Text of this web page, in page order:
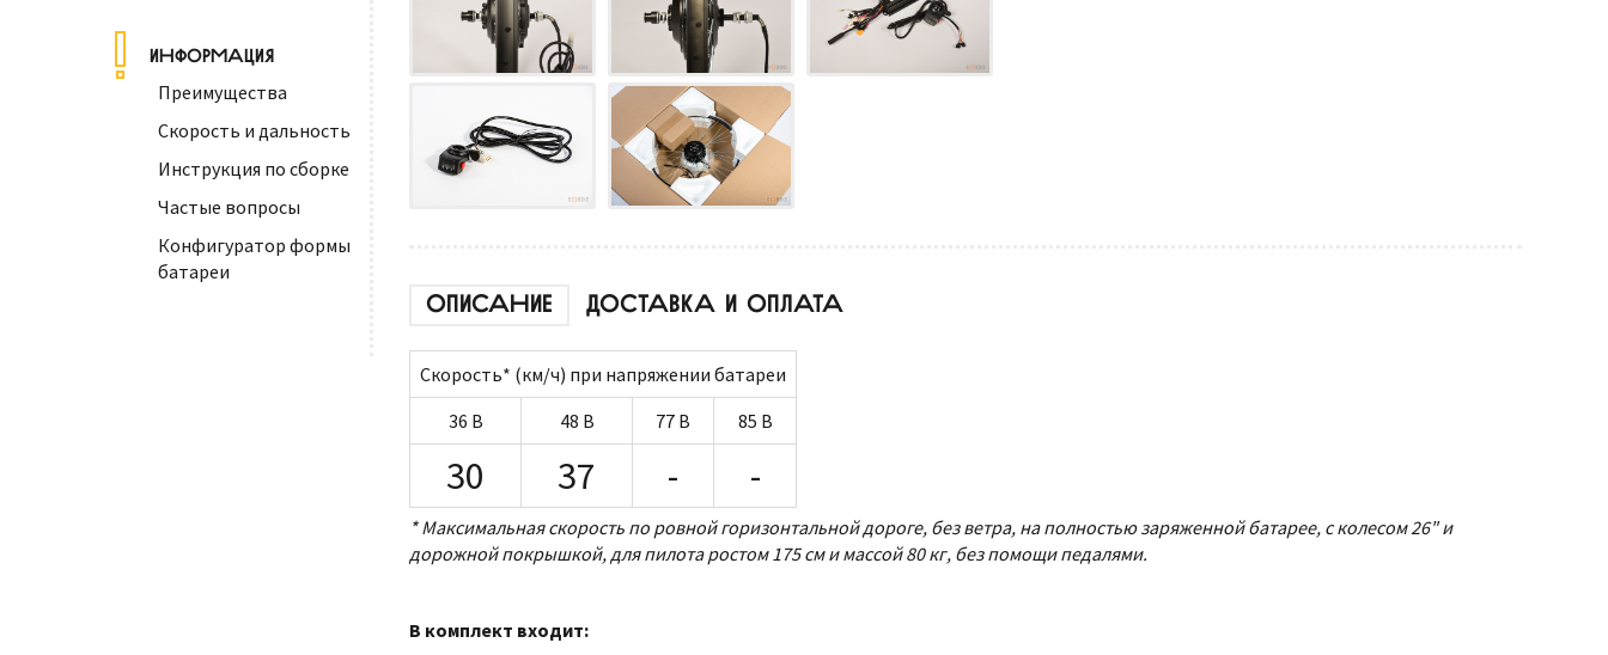
ИНФОРМАЦИЯ
Преимущества
Скорость и дальность
Инструкция по сборке
Частые вопросы
Конфигуратор формы
батареи
ОПИСАНИЕ ДОСТАВКА И ОПЛАТА
Скорость* (км/ч) при напряжении батареи
36 В
48 В 77 В 85 В
30 37 - -
* Максимальная скорость по ровной горизонтальной дороге, без ветра, на полностью заряженной батарее, с колесом 26" и
дорожной покрышкой, для пилота ростом 175 см и массой 80 кг, без помощи педалями.
В комплект входит: